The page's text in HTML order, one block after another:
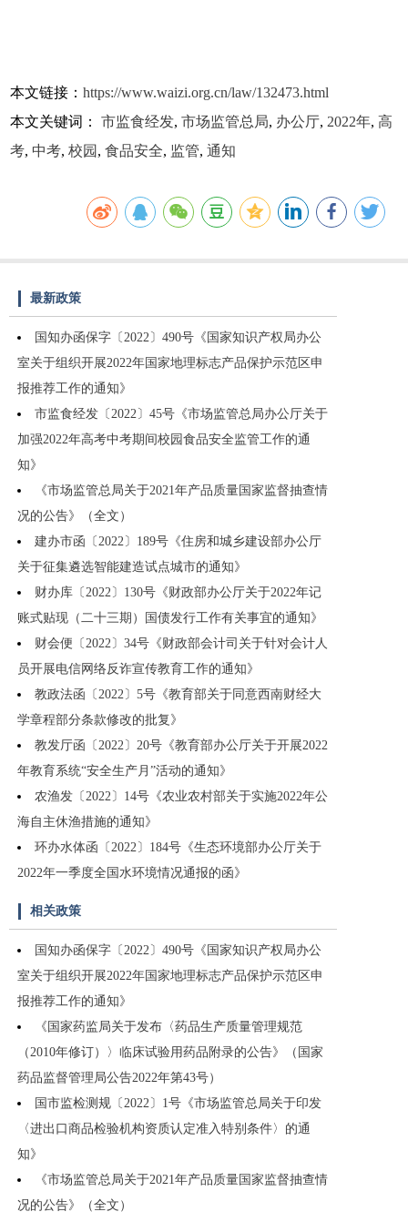
本文链接：https://www.waizi.org.cn/law/132473.html
本文关键词：市监食经发,市场监管总局, 办公厅,2022年,高
考, 中考,校园 ,食品安全, 监管,通知
最新政策
国知办函保字〔2022〕490号《国家知识产权局办公
室关于组织开展2022年国家地理标志产品保护示范区申
报推荐工作的通知》
市监食经发〔2022〕45号《市场监管总局办公厅关于
加强2022年高考中考期间校园食品安全监管工作的通
知》
《市场监管总局关于2021年产品质量国家监督抽查情
况的公告》（全文）
建办市函〔2022〕189号《住房和城乡建设部办公厅
关于征集遴选智能建造试点城市的通知》
财办库〔2022〕130号《财政部办公厅关于2022年记
账式贴现（二十三期）国债发行工作有关事宜的通知》
财会便〔2022〕34号《财政部会计司关于针对会计人
员开展电信网络反诈宣传教育工作的通知》
教政法函〔2022〕5号《教育部关于同意西南财经大
学章程部分条款修改的批复》
教发厅函〔2022〕20号《教育部办公厅关于开展2022
年教育系统“安全生产月”活动的通知》
农渔发〔2022〕14号《农业农村部关于实施2022年公
海自主休渔措施的通知》
环办水体函〔2022〕184号《生态环境部办公厅关于
2022年一季度全国水环境情况通报的函》
相关政策
国知办函保字〔2022〕490号《国家知识产权局办公
室关于组织开展2022年国家地理标志产品保护示范区申
报推荐工作的通知》
《国家药监局关于发布〈药品生产质量管理规范
（2010年修订）〉临床试验用药品附录的公告》（国家
药品监督管理局公告2022年第43号）
国市监检测规〔2022〕1号《市场监管总局关于印发
〈进出口商品检验机构资质认定准入特别条件〉的通
知》
《市场监管总局关于2021年产品质量国家监督抽查情
况的公告》（全文）